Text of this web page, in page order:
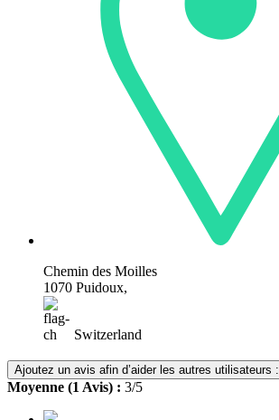
Chemin des Moilles
1070 Puidoux,
Switzerland
Ajoutez un avis afin d’aider les autres utilisateurs :
Moyenne (1 Avis) : 3/5